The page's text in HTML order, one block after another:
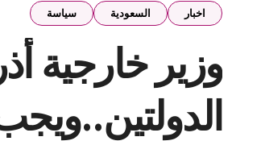
اخبار السعودية سياسة
وزير خارجية